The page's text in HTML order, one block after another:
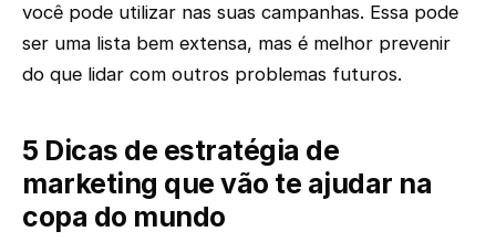
você pode utilizar nas suas campanhas. Essa pode
ser uma lista bem extensa, mas é melhor prevenir
do que lidar com outros problemas futuros.
5 Dicas de estratégia de
marketing que vão te ajudar na
copa do mundo